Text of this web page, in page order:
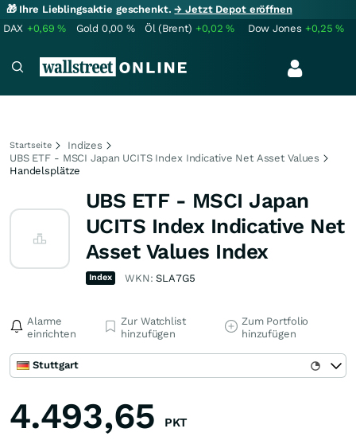
🎁 Ihre Lieblingsaktie geschenkt.→ Jetzt Depot eröffnen
DAX +0,69% Gold 0,00 % Öl (Brent) +0,02% Dow Jones +0,25%
Startseite
Indizes
UBS ETF - MSCI Japan UCITS Index Indicative Net Asset Values
Handelsplätze
UBS ETF - MSCI Japan
UCITS Index Indicative Net
Asset Values Index
Index WKN:SLA7G5
Alarme
einrichten
Zur Watchlist
hinzufügen
Zum Portfolio
hinzufügen
Stuttgart
4.493,65 PKT